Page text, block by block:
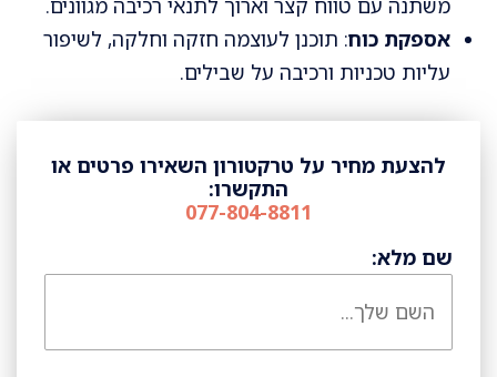
משתנה עם טווח קצר וארוך לתנאי רכיבה מגוונים.
אספקת כוח: תוכנן לעוצמה חזקה וחלקה, לשיפור
עליות טכניות ורכיבה על שבילים.
להצעת מחיר על טרקטורון השאירו פרטים או
התקשרו:
077-804-8811
שם מלא: